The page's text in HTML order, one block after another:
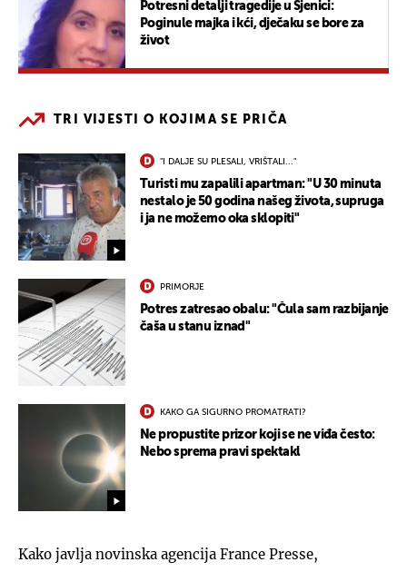
Potresni detalji tragedije u Sjenici:
Poginule majka i kći, dječaku se bore za
život
TRI VIJESTI O KOJIMA SE PRIČA
"I DALJE SU PLESALI, VRIŠTALI..."
Turisti mu zapalili apartman: "U 30 minuta
nestalo je 50 godina našeg života, supruga
i ja ne možemo oka sklopiti"
PRIMORJE
Potres zatresao obalu: "Čula sam razbijanje
čaša u stanu iznad"
KAKO GA SIGURNO PROMATRATI?
Ne propustite prizor koji se ne viđa često:
Nebo sprema pravi spektakl
Kako javlja novinska agencija France Presse,